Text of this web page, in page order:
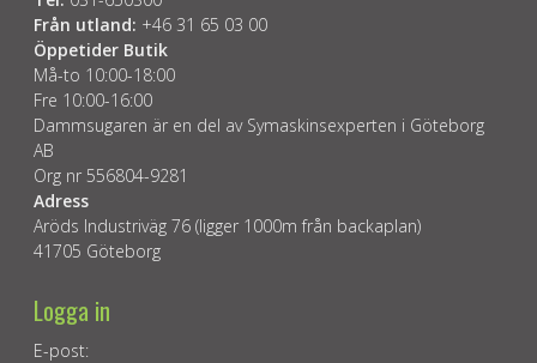
Från utland: +46 31 65 03 00
Öppetider Butik
Må-to 10:00-18:00
Fre 10:00-16:00
Dammsugaren är en del av Symaskinsexperten i Göteborg
AB
Org nr 556804-9281
Adress
Aröds Industriväg 76 (ligger 1000m från backaplan)
41705 Göteborg
Logga in
E-post: